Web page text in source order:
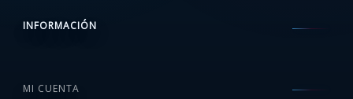
INFORMACIÓN
MI CUENTA